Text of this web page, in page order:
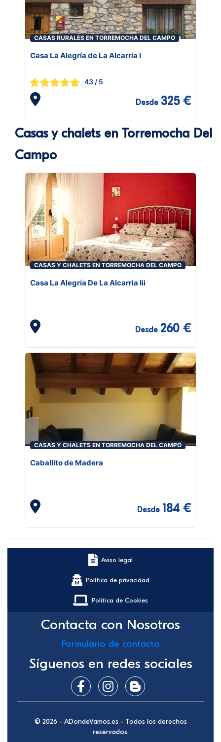
CASAS RURALES EN TORREMOCHA DEL CAMPO
Casa La Alegría de La Alcarria I
43 / 5
Desde 325 €
Casas y chalets en Torremocha Del
Campo
CASAS Y CHALETS EN TORREMOCHA DEL CAMPO
Casa La Alegría De La Alcarria Iii
Desde 260 €
CASAS Y CHALETS EN TORREMOCHA DEL CAMPO
Caballito de Madera
Desde 184 €
Aviso legal
Política de privacidad
Política de Cookies
Contacta con Nosotros
Formulario de contacto
Síguenos en redes sociales
© 2026 - ADondeVamos.es - Todos los derechos
reservados.